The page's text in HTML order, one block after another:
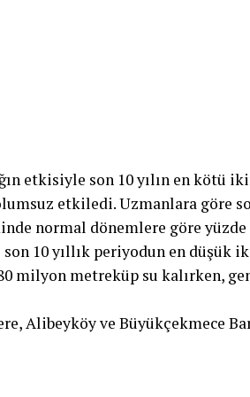
etkisiyle son 10 yılın en kötü
etkiledi. Uzmanlara göre
normal dönemlere göre yüzde
10 yıllık periyodun en düşük
milyon metreküp su kalırken,
Alibeyköy ve Büyükçekmece